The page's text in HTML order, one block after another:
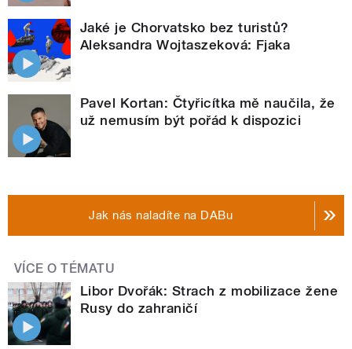
Jaké je Chorvatsko bez turistů?
Aleksandra Wojtaszeková: Fjaka
Pavel Kortan: Čtyřicítka mě naučila, že
už nemusím být pořád k dispozici
Jak nás naladíte na DABu
VÍCE O TÉMATU
Libor Dvořák: Strach z mobilizace žene
Rusy do zahraničí